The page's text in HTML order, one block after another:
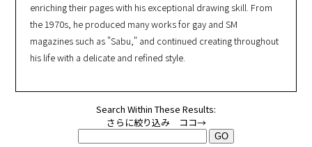
enriching their pages with his exceptional drawing skill. From
the 1970s, he produced many works for gay and SM
magazines such as "Sabu," and continued creating throughout
his life with a delicate and refined style.
Search Within These Results:
さらに絞り込み ココ→